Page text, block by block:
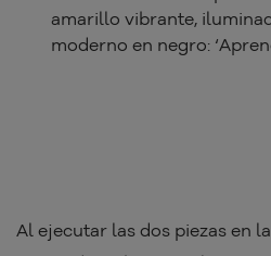
amarillo vibrante,
moderno en negro:
Al ejecutar las dos piezas en